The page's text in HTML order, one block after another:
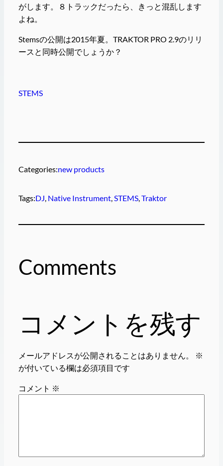
がします。８トラックだったら、きっと混乱します
よね。
Stemsの公開は2015年夏。TRAKTOR PRO 2.9のリリ
ースと同時公開でしょうか？
STEMS
Categories:new products
Tags:DJ Native Instrument, STEMS, Traktor
Comments
コメントを残す
メールアドレスが公開されることはありません。
※
が付いている欄は必須項目です
コメント ※